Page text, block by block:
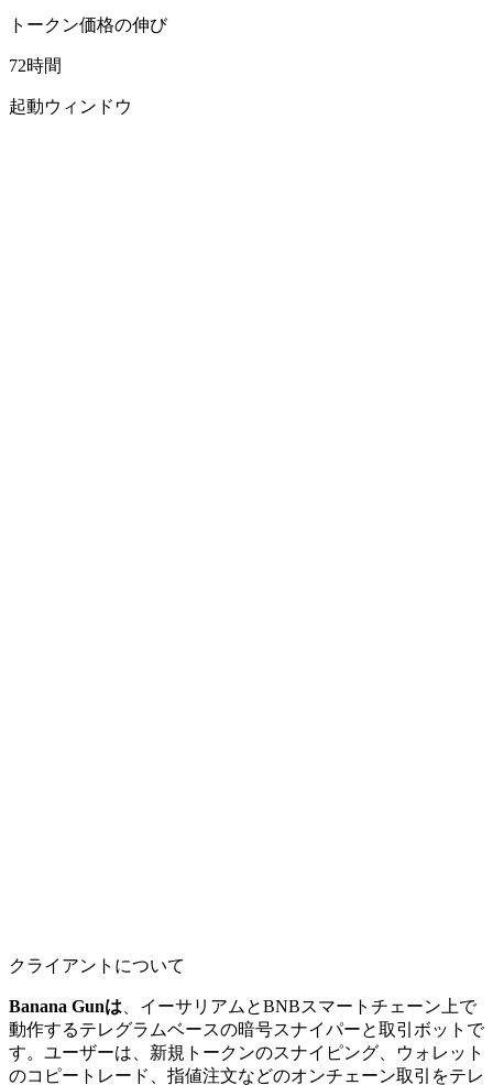
トークン価格の伸び
72時間
起動ウィンドウ
クライアントについて
Banana Gunは 、イーサリアムとBNBスマートチェーン上で
動作するテレグラムベースの暗号スナイパーと取引ボットで
す。ユーザーは、新規トークンのスナイピング、ウォレット
のコピートレード、指値注文などのオンチェーン取引をテレ